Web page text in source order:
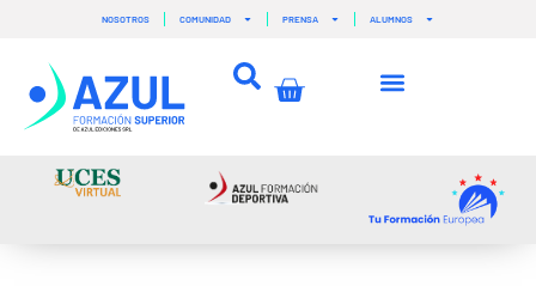
contenido
NOSOTROS COMUNIDAD PRENSA ALUMNOS
Carrito